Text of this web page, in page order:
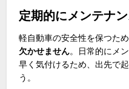
定期的にメンテナ
軽自動車の安全性を保つため
欠かせません。日常的にメ
早く気付けるため、出先で
う。